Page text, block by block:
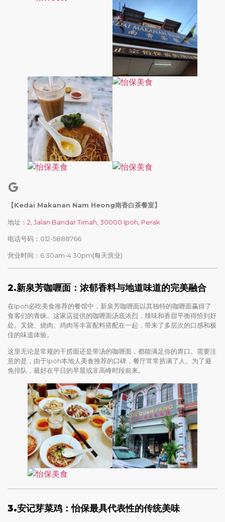
【Kedai Makanan Nam Heong南香白茶餐室】
地址： 2, Jalan Bandar Timah, 30000 Ipoh, Perak
电话号码：012-5888766
营业时间：6:30am-4:30pm(每天营业)
2.新泉芳咖喱面：浓郁香料与地道味道的完美融合
在Ipoh必吃美食推荐的餐馆中，新泉芳咖喱面以其独特的咖喱面赢得了
食客们的青睐。这家店提供的咖喱面汤底浓烈，辣味和香甜平衡得恰到好
处。叉烧、烧肉、鸡肉等丰富配料搭配在一起，带来了多层次的口感和极
佳的味道体验。
这里无论是常规的干捞面还是带汤的咖喱面，都能满足你的胃口。需要注
意的是，由于Ipoh本地人美食推荐的口碑，餐厅常常挤满了人。为了避
免排队，最好在平日的早晨或非高峰时段前来。
3.安记芽菜鸡：怡保最具代表性的传统美味